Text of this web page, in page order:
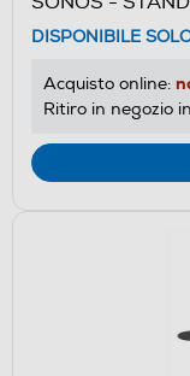
DISPONIBILE
Acquisto online:
Ritiro in negozio